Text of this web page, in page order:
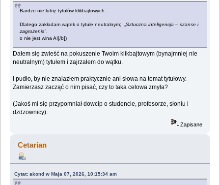
Bardzo nie lubię tytułów klikbajtowych.
Dlatego zakładam wątek o tytule neutralnym; „Sztuczna inteligencja – szanse i
zagrożenia”.
o nie jest wina AI[/b])
Dałem się zwieść na pokuszenie Twoim klikbajtowym (bynajmniej nie
neutralnym) tytułem i zajrzałem do wątku.
I pudło, by nie znalazłem praktycznie ani słowa na temat tytułowy.
Zamierzasz zacząć o nim pisać, czy to taka celowa zmyła?
(Jakoś mi się przypomniał dowcip o studencie, profesorze, słoniu i
dżdżownicy).
Zapisane
Cetarian
Cytat: akond w Maja 07, 2026, 10:15:34 am